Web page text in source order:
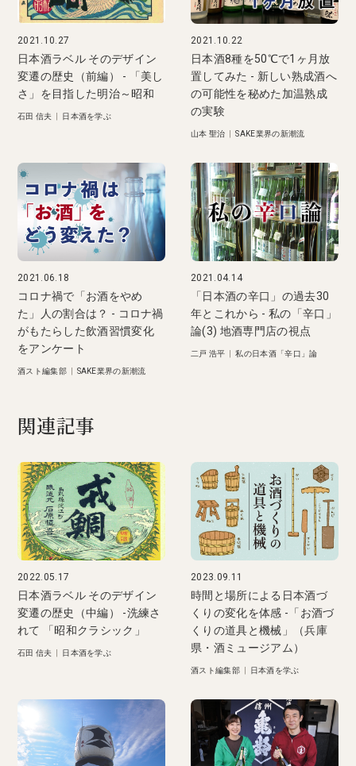
2021.10.27
日本酒ラベル そのデザイン
変遷の歴史（前編） - 「美し
さ」を目指した明治～昭和
石田 信夫 日本酒を学ぶ
2021.10.22
日本酒8種を50℃で1ヶ月放
置してみた - 新しい熟成酒へ
の可能性を秘めた加温熟成
の実験
山本 聖治 |SAKE業界の新潮流
2021.06.18
コロナ禍で「お酒をやめ
た」人の割合は？ - コロナ禍
がもたらした飲酒習慣変化
をアンケート
酒スト編集部| SAKE業界の新潮流
2021.04.14
「日本酒の辛口」の過去30
年とこれから - 私の「辛口」
論(3) 地酒専門店の視点
二戸 浩平 |私の日本酒「辛口」論
関連記事
2022.05.17
日本酒ラベル そのデザイン
変遷の歴史（中編） -洗練さ
れて 「昭和クラシック」
石田 信夫 日本酒を学ぶ
2023.09.11
時間と場所による日本酒づ
くりの変化を体感 -「お酒づ
くりの道具と機械」（兵庫
県・酒ミュージアム）
酒スト編集部 日本酒を学ぶ